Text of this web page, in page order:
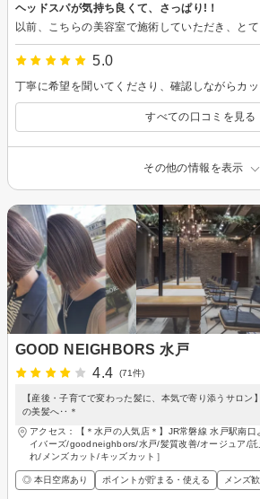
ヘッドスパが気持ち良くて、さっぱり!！
5.0
すべての口コミを見る
その他の情報を表示
GOOD NEIGHBORS 水戸
4.4
(71件)
【産後・子育てで変わった髪に、本気で寄り添うサロ
の美髪へ‥＊
アクセス：【＊水戸の人気店＊】JR常磐線 水戸駅南
イバーズ/goodneighbors/水戸/髪質改善/オージュア/託
れ/メンズカット/キッズカット］
◎ 本日空席あり ポイントが貯まる・使える メンズ